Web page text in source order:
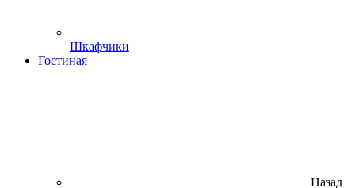
Шкафчики
Гостиная
Назад